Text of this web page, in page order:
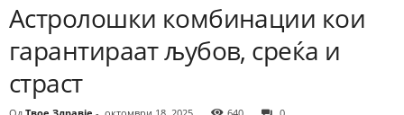
Астролошки комбинации кои
гарантираат љубов, среќа и
страст